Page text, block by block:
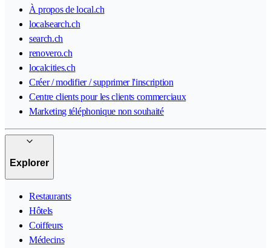
À propos de local.ch
localsearch.ch
search.ch
renovero.ch
localcities.ch
Créer / modifier / supprimer l'inscription
Centre clients pour les clients commerciaux
Marketing téléphonique non souhaité
Explorer
Restaurants
Hôtels
Coiffeurs
Médecins